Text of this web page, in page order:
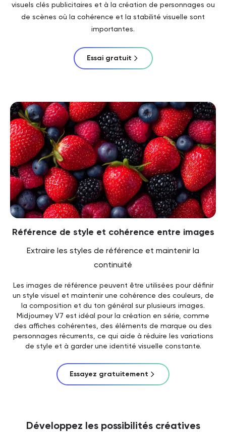
visuels clés publicitaires et à la création de personnages ou
de scènes où la cohérence et la stabilité visuelle sont
importantes.
Essai gratuit
Référence de style et cohérence entre images
Extraire les styles de référence et maintenir la
continuité
Les images de référence peuvent être utilisées pour définir
un style visuel et maintenir une cohérence des couleurs, de
la composition et du ton général sur plusieurs images.
Midjourney V7 est idéal pour la création en série, comme
des affiches cohérentes, des éléments de marque ou des
personnages récurrents, ce qui aide à réduire les variations
de style et à garder une identité visuelle constante.
Essayez gratuitement
Développez les possibilités créatives